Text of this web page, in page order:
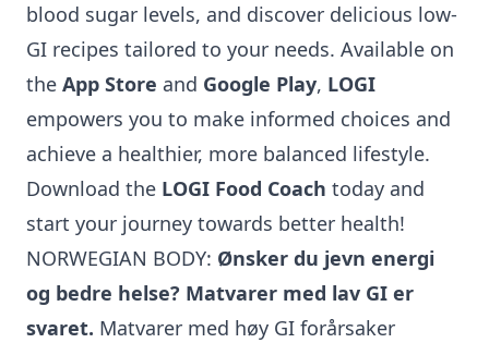
blood sugar levels, and discover delicious low-
GI recipes tailored to your needs. Available on
the App Store and Google Play, LOGI
empowers you to make informed choices and
achieve a healthier, more balanced lifestyle.
Download the LOGI Food Coach today and
start your journey towards better health!
NORWEGIAN BODY: Ønsker du jevn energi
og bedre helse? Matvarer med lav GI er
svaret. Matvarer med høy GI forårsaker